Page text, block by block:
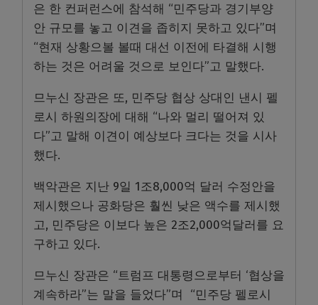
은 한 컨퍼런스에 참석해 “민주당과 경기부양
안 규모를 놓고 이견을 좁히지 못하고 있다”며
“현재 상황으볼 볼때 대선 이전에 타결해 시행
하는 것은 어려울 것으로 보인다”고 말했다.
므누신 장관은 또, 민주당 협상 상대인 낸시 펠
로시 하원의장에 대해 “나와 멀리 떨어져 있
다”고 말해 이견이 예상보다 크다는 것을 시사
했다.
백악관은 지난 9일 1조8,000억 달러 수정안을
제시했으나 공화당은 훨씬 낮은 액수를 제시했
고, 민주당은 이보다 높은 2조2,000억달러를 요
구하고 있다.
므누신 장관은 “트럼프 대통령으로부터 ‘협상을
계속하라”는 말을 들었다”며 “민주당 펠로시